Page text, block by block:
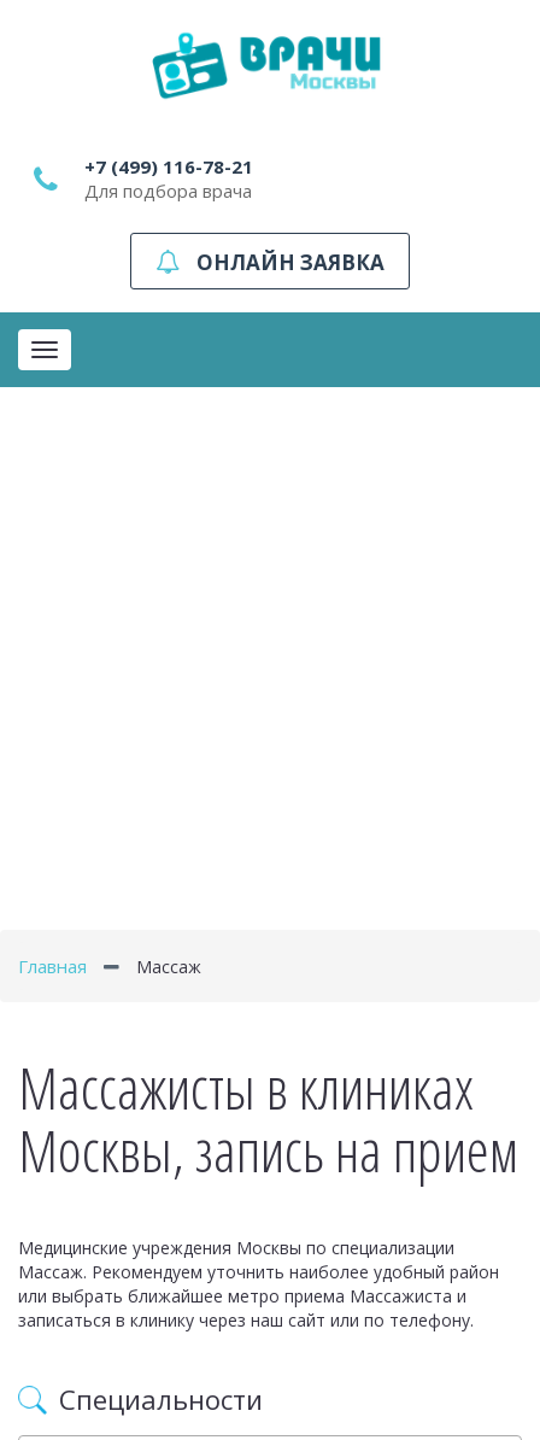
+7 (499) 116-78-21
Для подбора врача
ОНЛАЙН ЗАЯВКА
Toggle
navigation
Главная Массаж
Массажисты в клиниках
Москвы, запись на прием
Медицинские учреждения Москвы по специализации
Массаж. Рекомендуем уточнить наиболее удобный район
или выбрать ближайшее метро приема Массажиста и
записаться в клинику через наш сайт или по телефону.
Специальности